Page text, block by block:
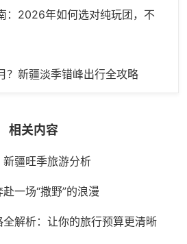
：2026年如何选对纯玩团，不
？新疆淡季错峰出行全攻略
相关内容
疆旺季旅游分析
一场“撒野”的浪漫
解析：让你的旅行预算更清晰